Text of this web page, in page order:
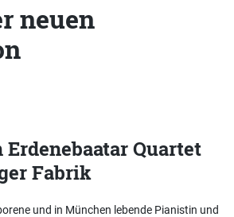
neuen
Erdenebaatar Quartet
Fabrik
und in München lebende Pianistin und